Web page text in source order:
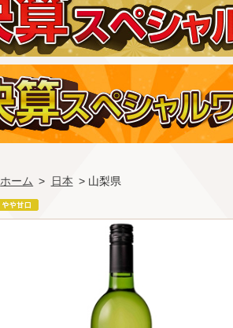
ホーム > 日本 > 山梨県